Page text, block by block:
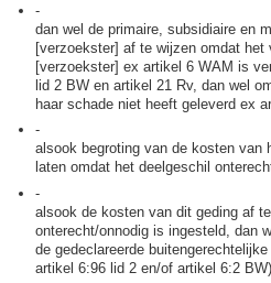
-
dan wel de primaire, subsidiaire en
[verzoekster] af te wijzen omdat het
[verzoekster] ex artikel 6 WAM is
lid 2 BW en artikel 21 Rv, dan wel
haar schade niet heeft geleverd ex
-
alsook begroting van de kosten van
laten omdat het deelgeschil
-
alsook de kosten van dit geding af
onterecht/onnodig is ingesteld, dan
de gedeclareerde
artikel 6:96 lid 2 en/of artikel 6:2